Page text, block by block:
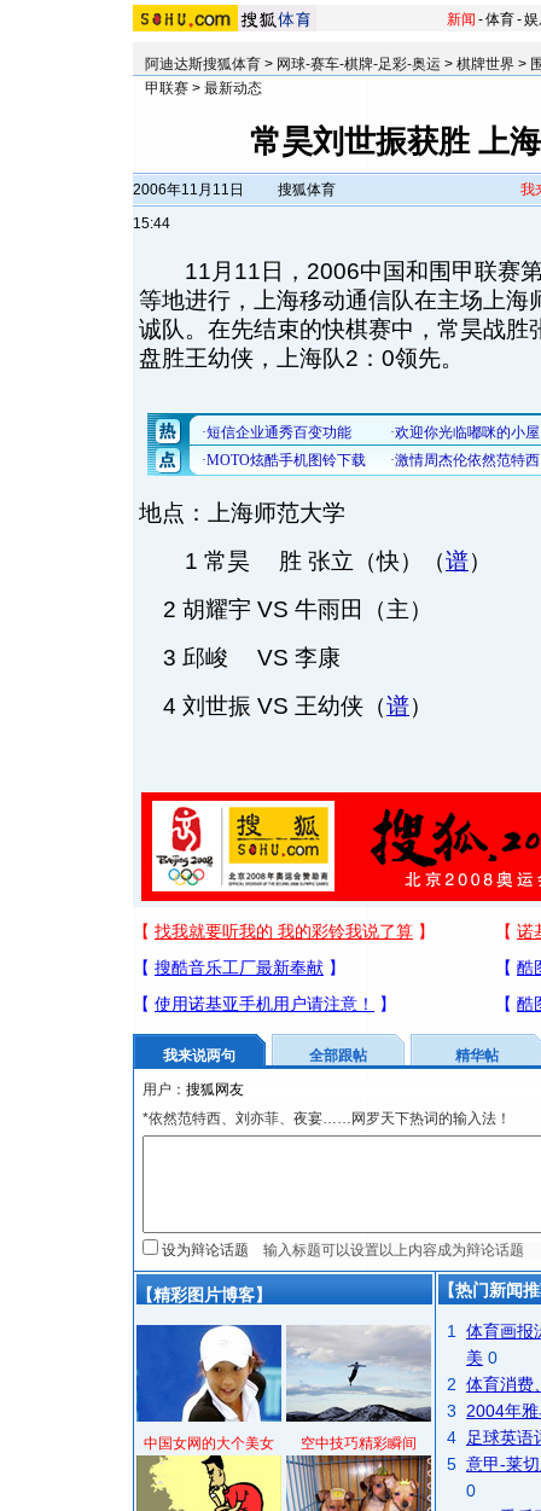
新闻 -体育-
阿迪达斯搜狐体育 > 网球-赛车-棋牌-足彩-奥运 > 棋牌世界 >
甲联赛 > 最新动态
常昊刘世振获胜 上
2006年11月11日
15:44
搜狐体育 我
11月11日，2006中国和围甲联赛第
等地进行，上海移动通信队在主场上海
诚队。在先结束的快棋赛中，常昊战胜
盘胜王幼侠，上海队2：0领先。
地点：上海师范大学
1 常昊 胜 张立（快）（谱）
2 胡耀宇 VS 牛雨田（主）
3 邱峻 VS 李康
4 刘世振 VS 王幼侠（谱）
我来说两句 全部跟帖
精华帖
用户：
*依然范特西、刘亦菲、夜宴……网罗天下热词的输入法！
设为辩论话题
【精彩图片博客】
中国女网的大个美女 空中技巧精彩瞬间
【热门新闻
1
体育画报
美 0
2 体育消费
3
2004年
4
足球英语
5 意甲-莱
0